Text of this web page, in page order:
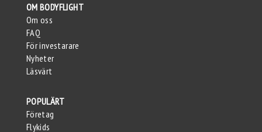
OM BODYFLIGHT
Om oss
FAQ
För investarare
Nyheter
Läsvärt
POPULÄRT
Företag
Flykids